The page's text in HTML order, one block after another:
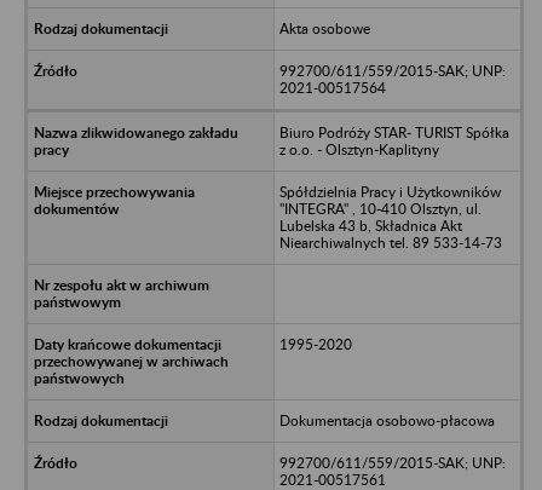
Akta osobowe
992700/611/559/2015-SAK; UNP:
2021-00517564
Biuro Podróży STAR- TURIST Spółka
z o.o. - Olsztyn-Kaplityny
Spółdzielnia Pracy i Użytkowników
"INTEGRA" , 10-410 Olsztyn, ul.
Lubelska 43 b, Składnica Akt
Niearchiwalnych tel. 89 533-14-73
1995-2020
Dokumentacja osobowo-płacowa
992700/611/559/2015-SAK; UNP:
2021-00517561